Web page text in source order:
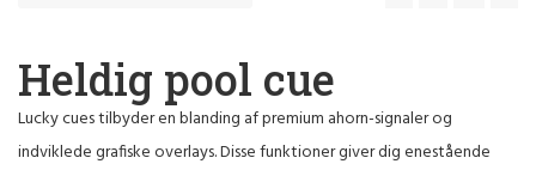
Heldig pool cue
Lucky cues tilbyder en blanding af premium ahorn-signaler og
indviklede grafiske overlays. Disse funktioner giver dig enestående